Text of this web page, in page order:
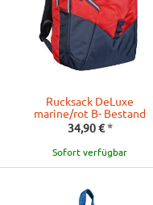
Rucksack DeLuxe
marine/rot B- Bestand
34,90 €*
Sofort verfügbar